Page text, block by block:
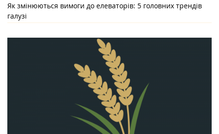
Як змінюються вимоги до елеваторів: 5 головних трендів
галузі